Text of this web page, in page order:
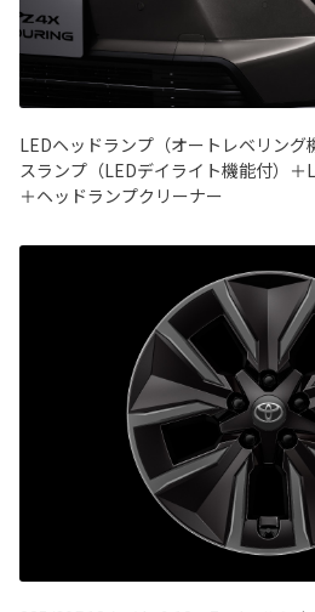
LEDヘッドランプ（オートレベリング
スランプ（LEDデイライト機能付）＋
＋ヘッドランプクリーナー